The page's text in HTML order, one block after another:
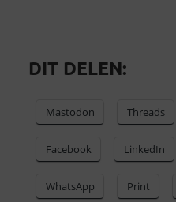
DIT DELEN:
Mastodon Threads
Facebook LinkedIn
WhatsApp Print